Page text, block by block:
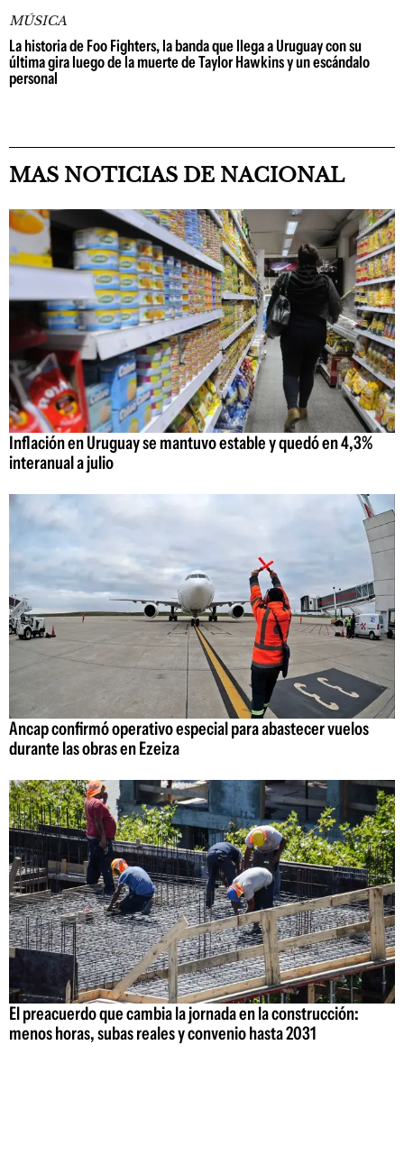
MÚSICA
La historia de Foo Fighters, la banda que llega a Uruguay con su
última gira luego de la muerte de Taylor Hawkins y un escándalo
personal
MAS NOTICIAS DE NACIONAL
Inflación en Uruguay se mantuvo estable y quedó en 4,3%
interanual a julio
Ancap confirmó operativo especial para abastecer vuelos
durante las obras en Ezeiza
El preacuerdo que cambia la jornada en la construcción:
menos horas, subas reales y convenio hasta 2031